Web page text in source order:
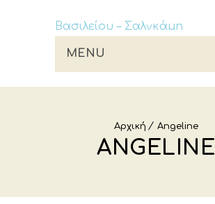
MENU
Αρχική Angeline
ANGELINE